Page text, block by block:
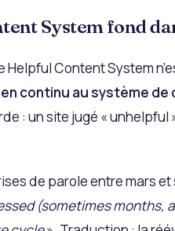
System fond
Content System
continu au système de
: un site jugé « unhelpful
de parole entre mars et
(sometimes months,